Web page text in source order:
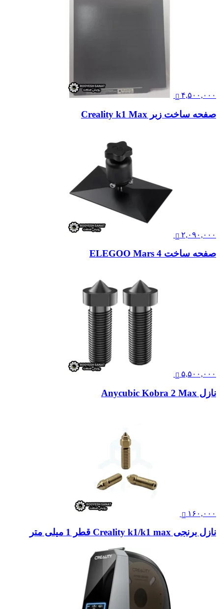
۴,۵۰۰,۰۰۰
صفحه ساخت زبر Creality k1 Max
۲,۰۹۰,۰۰۰
صفحه ساخت ELEGOO Mars 4
۵,۵۰۰,۰۰۰
نازل Anycubic Kobra 2 Max
۱۶۰,۰۰۰
نازل برنجی Creality k1/k1 max قطر 1 میلی متر